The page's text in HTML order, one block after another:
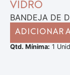
VIDRO
BANDEJA DE
ADICIONAR
Qtd. Mínima: 1